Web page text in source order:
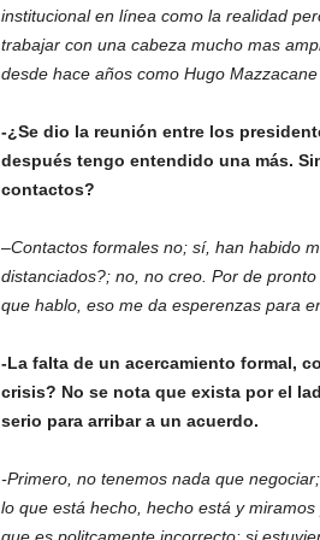
institucional en línea como la realidad
trabajar con una cabeza mucho mas
desde hace años como Hugo
-¿Se dio la reunión entre los
después tengo entendido una más.
contactos?
–Contactos formales no; sí, han habido
distanciados?; no, no creo. Por de
que hablo, eso me da esperenzas para
-La falta de un acercamiento formal,
crisis? No se nota que exista por el
serio para arribar a un acuerdo.
-Primero, no tenemos nada que
lo que está hecho, hecho está y